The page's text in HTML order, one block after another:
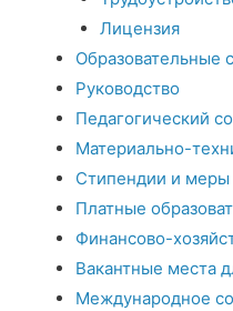
Лицензия
Образовательные
Руководство
Педагогический
Материально-
Стипендии и
Платные
Финансово-
Вакантные места
Международное